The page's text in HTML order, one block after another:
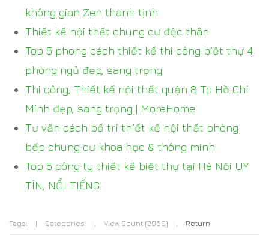
không gian Zen thanh tịnh
Thiết kế nội thất chung cư độc thân
Top 5 phong cách thiết kế thi công biệt thự 4
phòng ngủ đẹp, sang trọng
Thi công, Thiết kế nội thất quận 8 Tp Hồ Chí
Minh đẹp, sang trọng | MoreHome
Tư vấn cách bố trí thiết kế nội thất phòng
bếp chung cư khoa học & thông minh
Top 5 công ty thiết kế biệt thự tại Hà Nội UY
TÍN, NỔI TIẾNG
Tags: | Categories: | View Count (2950) | Return